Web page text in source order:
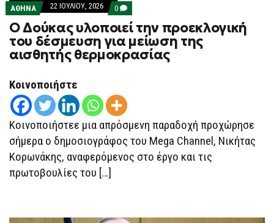
ΑΘΗΝΑ 22 ΙΟΥΛΊΟΥ, 2026 0 COMMENTS
ON
O
ΔΟΎΚΑΣ
ΥΛΟΠΟΙΕΊ
ΤΗΝ
ΠΡΟΕΚΛΟΓΙΚΉ
ΜΕΊΩΣΗ
ΤΗΣ
ΑΙΣΘΗΤΉΣ
ΘΕΡΜΟΚΡΑΣΊΑΣ
O Δούκας υλοποιεί την προεκλογική
του δέσμευση για μείωση της
αισθητής θερμοκρασίας
Κοινοποιήστε
Κοινοποιήστεε μια απρόσμενη παραδοχή προχώρησε
σήμερα ο δημοσιογράφος του Mega Channel, Νικήτας
Κορωνάκης, αναφερόμενος στο έργο και τις
πρωτοβουλίες του […]